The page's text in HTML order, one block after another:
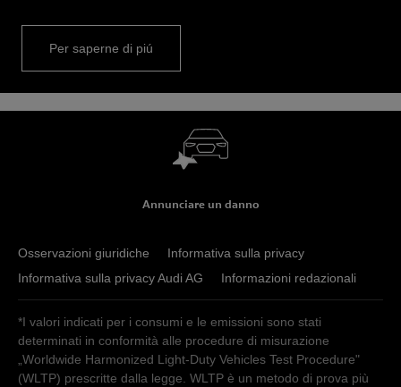
Per saperne di piú
Annunciare un danno
Osservazioni giuridiche
Informativa sulla privacy
Informativa sulla privacy Audi AG
Informazioni redazionali
*I valori indicati per i consumi e le emissioni sono stati
determinati in conformità alle procedure di misurazione
„Worldwide Harmonized Light-Duty Vehicles Test Procedure"
(WLTP) prescritte dalla legge. WLTP è un metodo di prova più